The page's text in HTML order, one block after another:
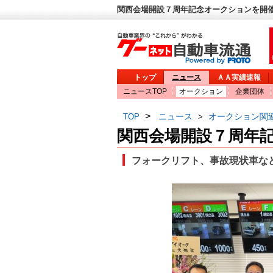
関西会場開設７周年記念オークションを開
トップ ニュース
ＡＡ実績速報
ニュースTOP
オークション 企業団体
TOP > ニュース > オークション関
関西会場開設７周年
フォークリフト、事故現状車